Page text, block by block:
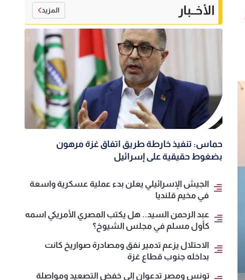
الأخــبار المزيد
حماس: تنفيذ خارطة طريق اتفاق غزة مرهون
بضغوط حقيقية على إسرائيل
الجيش الإسرائيلي يعلن بدء عملية عسكرية واسعة
في مخيم قلنديا
عبد الرحمن السيد.. هل يكتب المصري الأمريكي اسمه
كأول مسلم في مجلس الشيوخ؟
الاحتلال يزعم تدمير نفق ومصادرة صواريخ كانت
بداخله جنوب قطاع غزة
تونس ومصر تدعوان إلى خفض التصعيد ومواصلة